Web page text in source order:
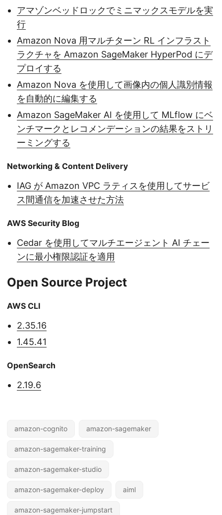
アマゾンベッドロックでミニマックスモデルを実
行
Amazon Nova 用マルチターン RL インフラスト
ラクチャを Amazon SageMaker HyperPod にデ
プロイする
Amazon Nova を使用して画像内の個人識別情報
を自動的に編集する
Amazon SageMaker AI を使用して MLflow にベ
ンチマークとレコメンデーションの結果をストリ
ーミングする
Networking & Content Delivery
IAG が Amazon VPC ラティスを使用してサービ
ス間通信を加速させた方法
AWS Security Blog
Cedar を使用してマルチエージェント AI チェー
ンに最小権限認証を適用
Open Source Project
AWS CLI
2.35.16
1.45.41
OpenSearch
2.19.6
amazon-cognito amazon-sagemaker
amazon-sagemaker-training
amazon-sagemaker-studio
amazon-sagemaker-deploy aiml
amazon-sagemaker-jumpstart